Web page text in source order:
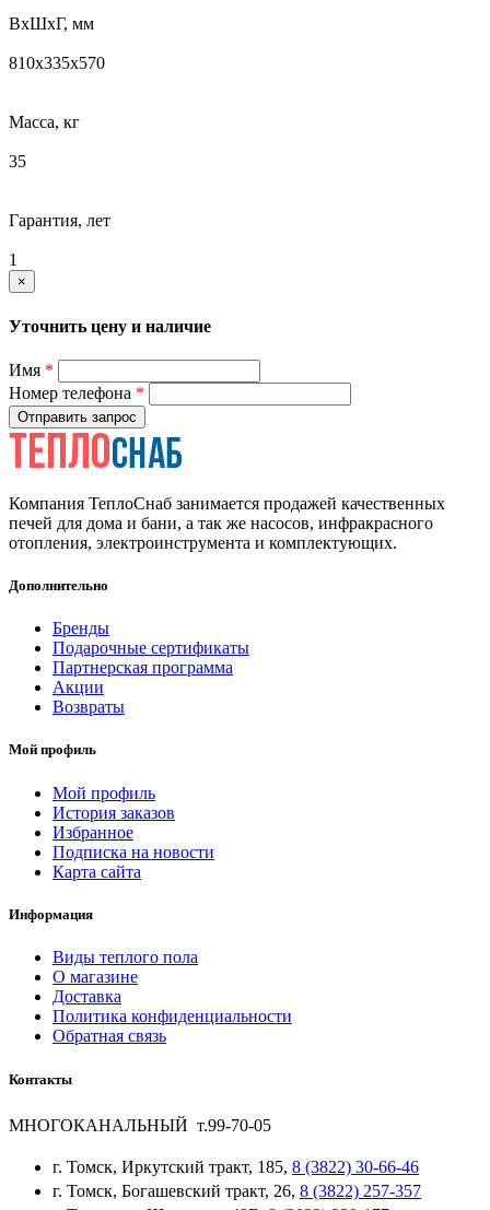
ВхШхГ, мм
810х335х570
Масса, кг
35
Гарантия, лет
1
×
Уточнить цену и наличие
Имя *
Номер телефона *
Отправить запрос
Компания ТеплоСнаб занимается продажей качественных
печей для дома и бани, а так же насосов, инфракрасного
отопления, электроинструмента и комплектующих.
Дополнительно
Бренды
Подарочные сертификаты
Партнерская программа
Акции
Возвраты
Мой профиль
Мой профиль
История заказов
Избранное
Подписка на новости
Карта сайта
Информация
Виды теплого пола
О магазине
Доставка
Политика конфиденциальности
Обратная связь
Контакты
МНОГОКАНАЛЬНЫЙ т.99-70-05
г. Томск, Иркутский тракт, 185, 8 (3822) 30-66-46
г. Томск, Богашевский тракт, 26, 8 (3822) 257-357